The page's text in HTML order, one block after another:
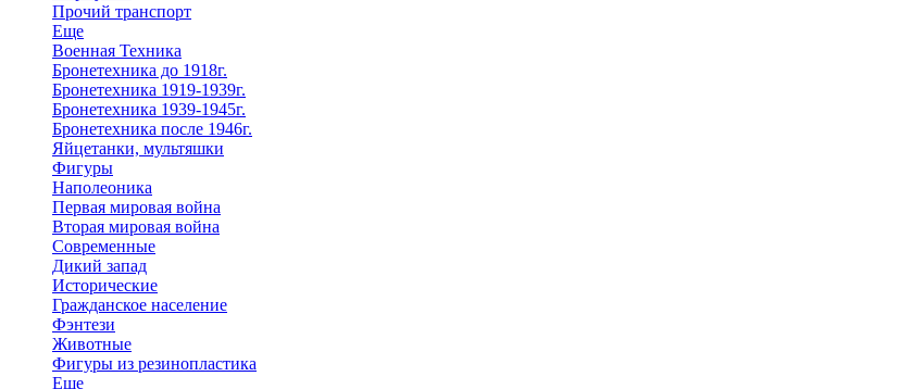
Прочий транспорт
Еще
Военная Техника
Бронетехника до 1918г.
Бронетехника 1919-1939г.
Бронетехника 1939-1945г.
Бронетехника после 1946г.
Яйцетанки, мультяшки
Фигуры
Наполеоника
Первая мировая война
Вторая мировая война
Современные
Дикий запад
Исторические
Гражданское население
Фэнтези
Животные
Фигуры из резинопластика
Еще